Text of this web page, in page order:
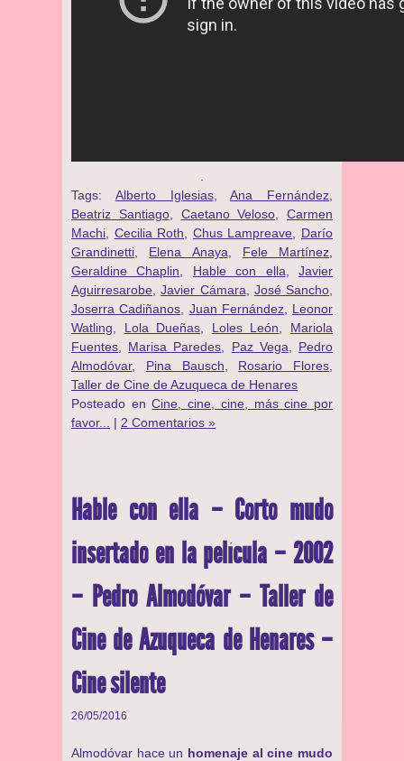
Tags: Alberto Iglesias,Ana Fernández
Beatriz Santiago, Caetano Veloso
Carmen
Machi
Cecilia Roth Chus Lampreave
Darío
Grandinetti
Elena Anaya Fele Martínez
Geraldine Chaplin
Hable con ella ,Javier
Aguirresarobe ,Javier Cámara José Sancho
Joserra Cadiñanos
Juan Fernández, Leonor
Watling
Lola Dueñas Loles León
Mariola
Fuentes
Marisa Paredes Paz Vega
Pedro
Almodóvar, Pina Bausch Rosario Flores
Taller de Cine de Azuqueca de Henares
Posteado enCine, cine, cine, más cine por
favor...
| 2 Comentarios »
Hable con ella – Corto mudo
insertado en la película – 2002
– Pedro Almodóvar – Taller de
Cine de Azuqueca de Henares –
Cine silente
26/05/2016
Almodóvar hace un homenaje al cine mudo